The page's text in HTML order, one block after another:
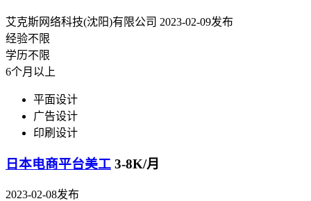
艾克斯网络科技(沈阳)有限公司 2023-02-09发布
经验不限
学历不限
6个月以上
平面设计
广告设计
印刷设计
日本电商平台美工 3-8K/月
2023-02-08发布